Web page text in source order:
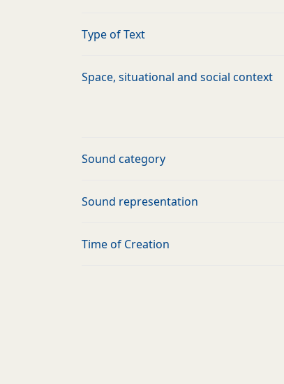
Type of Text
Space, situational and social context
Sound category
Sound representation
Time of Creation